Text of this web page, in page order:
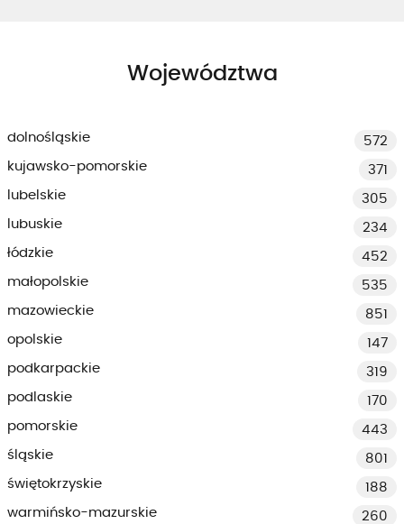
Województwa
dolnośląskie
572
kujawsko-pomorskie
371
lubelskie
305
lubuskie
234
łódzkie
452
małopolskie
535
mazowieckie
851
opolskie
147
podkarpackie
319
podlaskie
170
pomorskie
443
śląskie
801
świętokrzyskie
188
warmińsko-mazurskie
260